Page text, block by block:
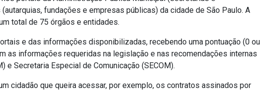
fundações e empresas públicas) da cidade de São Paulo. A
total de 75 órgãos e entidades.
e das informações disponibilizadas, recebendo uma pontuação (0 ou
as informações requeridas na legislação e nas recomendações internas
e Secretaria Especial de Comunicação (SECOM).
cidadão que queira acessar, por exemplo, os contratos assinados por